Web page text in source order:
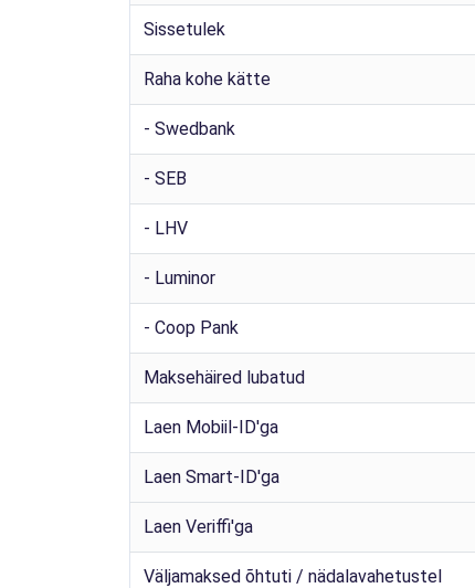
Sissetulek
Raha kohe kätte
- Swedbank
- SEB
- LHV
- Luminor
- Coop Pank
Maksehäired lubatud
Laen Mobiil-ID'ga
Laen Smart-ID'ga
Laen Veriffi'ga
Väljamaksed õhtuti / nädalavahetustel